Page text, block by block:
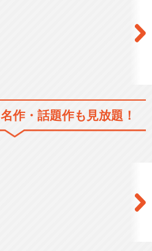
名作・話題作も見放題！